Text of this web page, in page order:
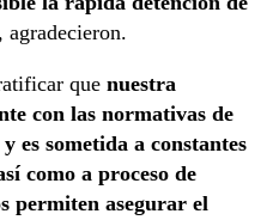
, agradecieron.
que nuestra
con las normativas de
es sometida a constantes
como a proceso de
permiten asegurar el